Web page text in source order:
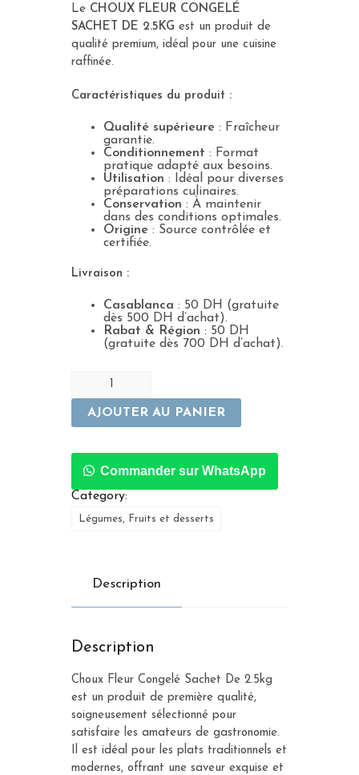
Le CHOUX FLEUR CONGELÉ
SACHET DE 2.5KG est un produit de
qualité premium, idéal pour une cuisine
raffinée.
Caractéristiques du produit :
Qualité supérieure : Fraîcheur
garantie.
Conditionnement : Format
pratique adapté aux besoins.
Utilisation : Idéal pour diverses
préparations culinaires.
Conservation : À maintenir
dans des conditions optimales.
Origine : Source contrôlée et
certifiée.
Livraison :
Casablanca : 50 DH (gratuite
dès 500 DH d’achat).
Rabat & Région : 50 DH
(gratuite dès 700 DH d’achat).
AJOUTER AU PANIER
Commander sur WhatsApp
Category:
Légumes, Fruits et desserts
Description
Description
Choux Fleur Congelé Sachet De 2.5kg
est un produit de première qualité,
soigneusement sélectionné pour
satisfaire les amateurs de gastronomie.
Il est idéal pour les plats traditionnels et
modernes, offrant une saveur exquise et